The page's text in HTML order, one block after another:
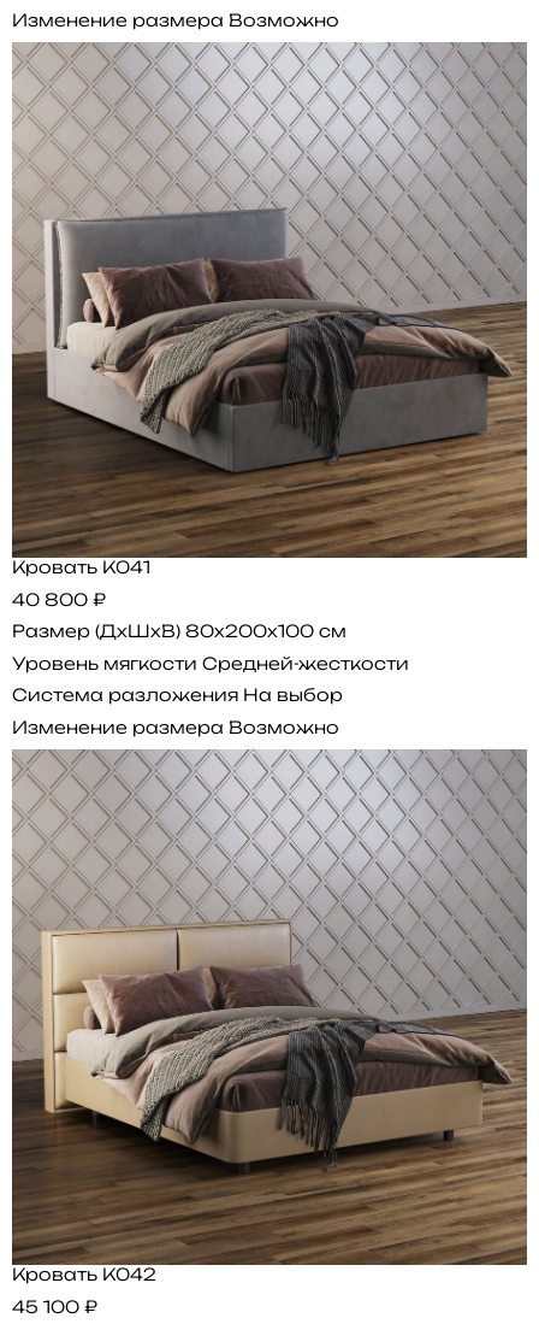
Изменение размера Возможно
Кровать K041
40 800 ₽
Размер (ДхШхВ) 80x200x100 см
Уровень мягкости Средней-жесткости
Система разложения На выбор
Изменение размера Возможно
Кровать K042
45 100 ₽